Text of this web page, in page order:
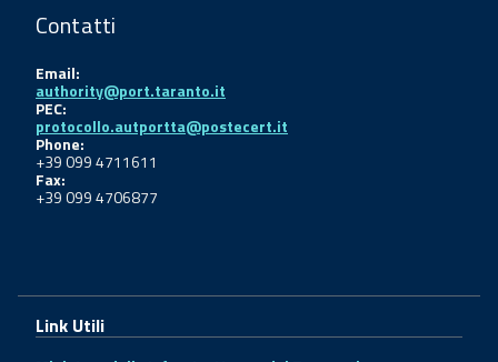
Contatti
Email:
authority@port.taranto.it
PEC:
protocollo.autportta@postecert.it
Phone:
+39 099 4711611
Fax:
+39 099 4706877
Link Utili